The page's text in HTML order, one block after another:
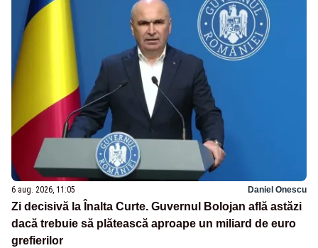
6 aug. 2026, 11:05 Daniel Onescu
Zi decisivă la Înalta Curte. Guvernul Bolojan află astăzi
dacă trebuie să plătească aproape un miliard de euro
grefierilor